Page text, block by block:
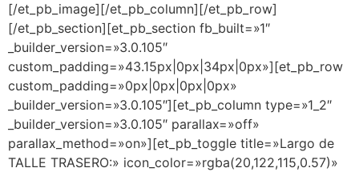
[/et_pb_image][/et_pb_column][/et_pb_row]
[/et_pb_section][et_pb_section fb_built=»1″
_builder_version=»3.0.105″
custom_padding=»43.15px|0px|34px|0px»][et_pb_row
custom_padding=»0px|0px|0px|0px»
_builder_version=»3.0.105″][et_pb_column type=»1_2″
_builder_version=»3.0.105″ parallax=»off»
parallax_method=»on»][et_pb_toggle title=»Largo de
TALLE TRASERO:» icon_color=»rgba(20,122,115,0.57)»